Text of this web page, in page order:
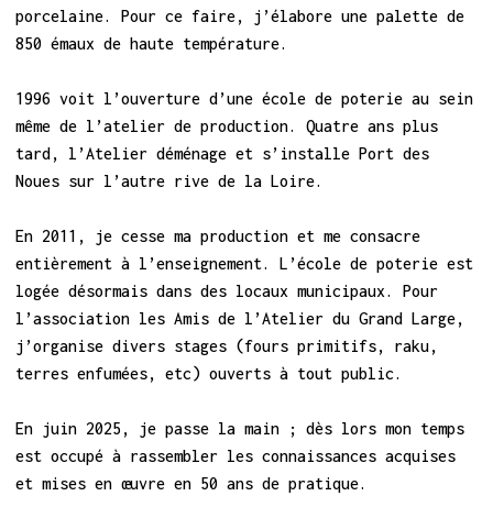
porcelaine. Pour ce faire, j’élabore une palette de
850 émaux de haute température.
1996 voit l’ouverture d’une école de poterie au sein
même de l’atelier de production. Quatre ans plus
tard, l’Atelier déménage et s’installe Port des
Noues sur l’autre rive de la Loire.
En 2011, je cesse ma production et me consacre
entièrement à l’enseignement. L’école de poterie est
logée désormais dans des locaux municipaux. Pour
l’association les Amis de l’Atelier du Grand Large,
j’organise divers stages (fours primitifs, raku,
terres enfumées, etc) ouverts à tout public.
En juin 2025, je passe la main ; dès lors mon temps
est occupé à rassembler les connaissances acquises
et mises en œuvre en 50 ans de pratique.